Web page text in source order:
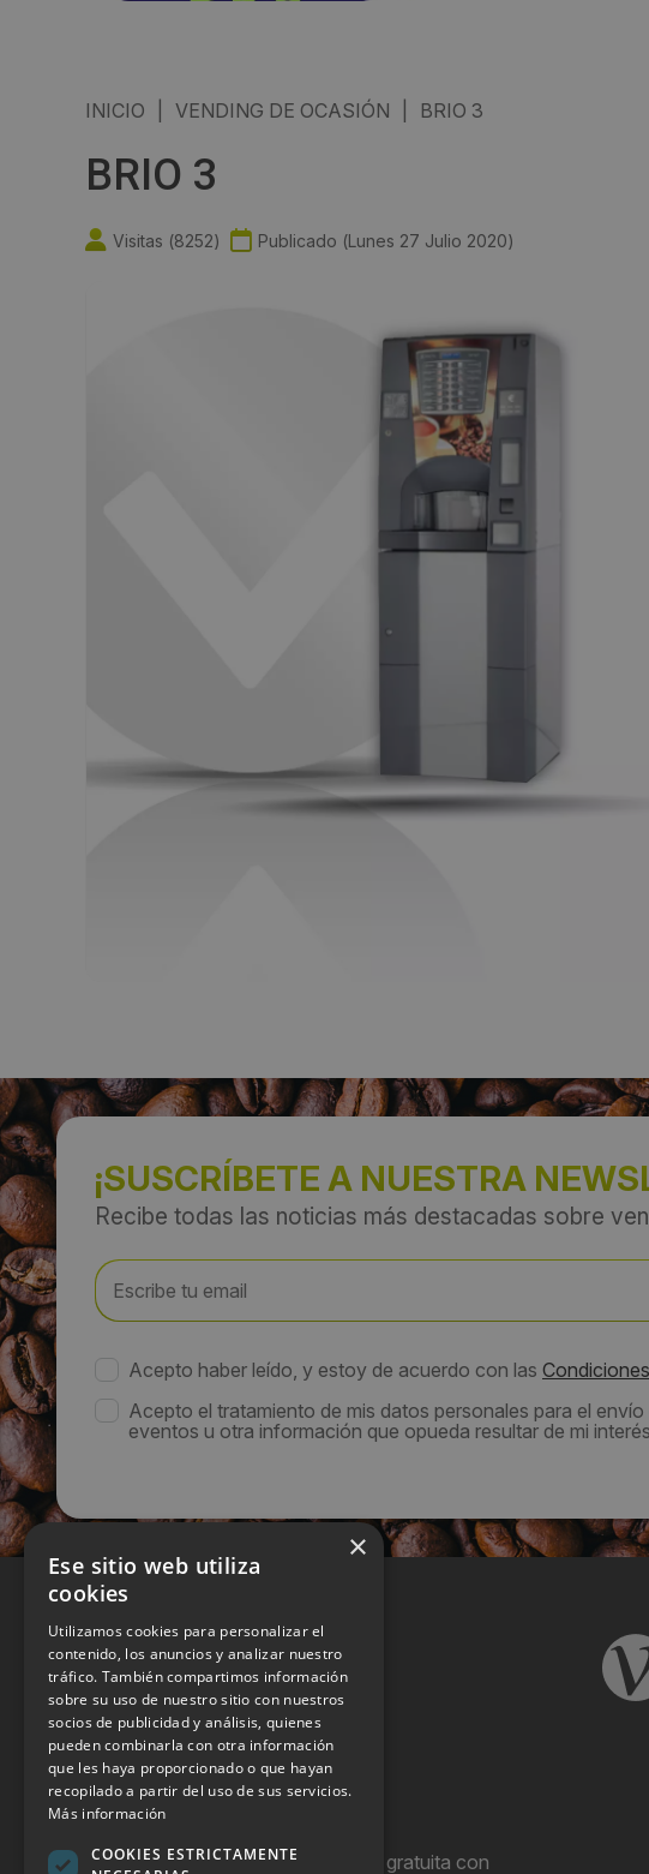
INICIO VENDING DE OCASIÓN BRIO 3
BRIO 3
Visitas (8252) Publicado (Lunes 27 Julio 2020)
¡SUSCRÍBETE A NUESTRA
Recibe todas las noticias más destacadas sobre
Acepto haber leído, y estoy de acuerdo con las
Acepto el tratamiento de mis datos personales para el
eventos u otra información que opueda resultar de mi
Hostel Vending es una publicación gratuita con
×
Ese sitio web utiliza
cookies
Utilizamos cookies para personalizar el
contenido, los anuncios y analizar nuestro
tráfico. También compartimos información
sobre su uso de nuestro sitio con nuestros
socios de publicidad y análisis, quienes
pueden combinarla con otra información
que les haya proporcionado o que hayan
recopilado a partir del uso de sus servicios.
Más información
COOKIES ESTRICTAMENTE